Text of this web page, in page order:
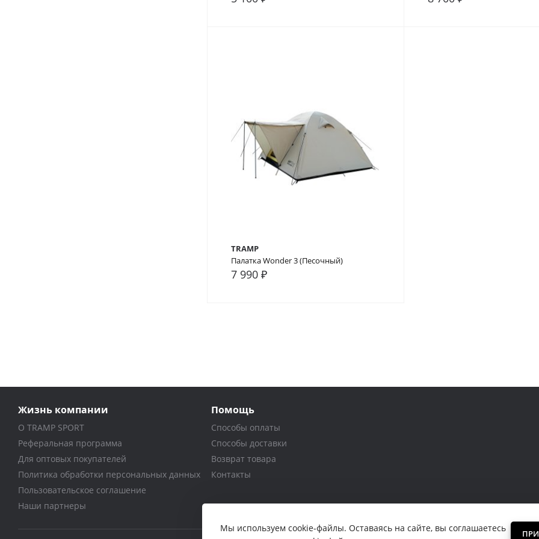
В сравнение В сравнение
TRAMP
Палатка Wonder 3 (Песочный)
7 990 ₽
В сравнение
Жизнь компании
О TRAMP SPORT
Реферальная программа
Для оптовых покупателей
Политика обработки персональных данных
Пользовательское соглашение
Наши партнеры
Помощь
Способы оплаты
Способы доставки
Возврат товара
Контакты
Мы используем cookie-файлы. Оставаясь на сайте, вы соглашаетесь